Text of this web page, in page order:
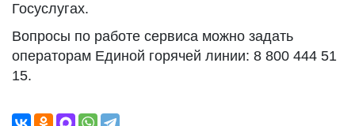
Госуслугах.
Вопросы по работе сервиса можно задать
операторам Единой горячей линии: 8 800 444 51
15.